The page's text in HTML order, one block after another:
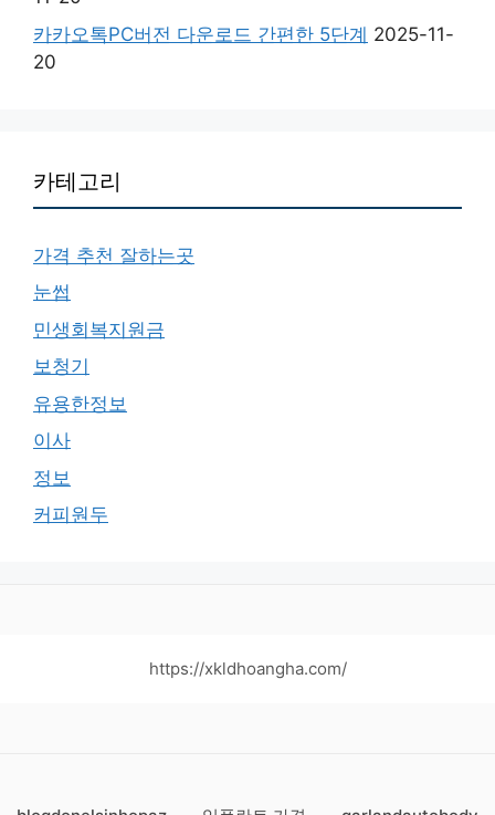
카카오톡PC버전 다운로드 간편한 5단계 2025-11-
20
카테고리
가격 추천 잘하는곳
눈썹
민생회복지원금
보청기
유용한정보
이사
정보
커피원두
https://xkldhoangha.com/